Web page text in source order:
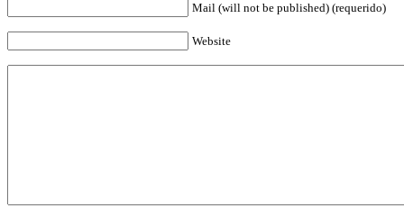
Mail (will not be published) (requerido)
Website